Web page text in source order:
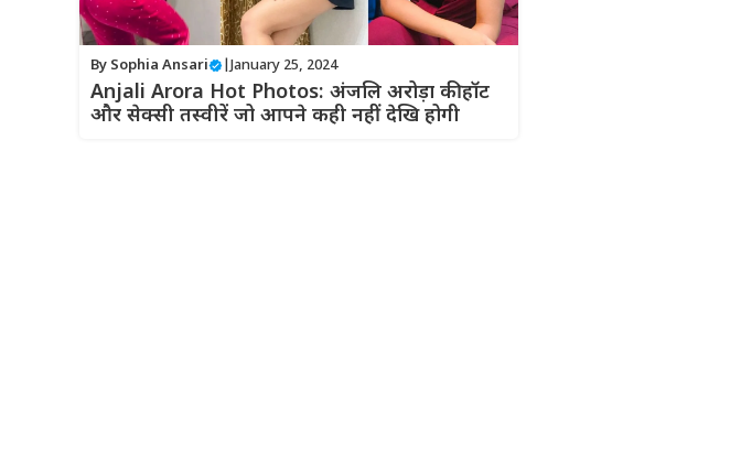
By Sophia Ansari January 25, 2024
Anjali Arora Hot Photos: अंजलि अरोड़ा की हॉट
और सेक्सी तस्वीरें जो आपने कही नहीं देखि होगी